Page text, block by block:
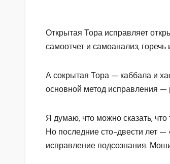
Открытая Тора исправляет
самоотчет и самоанализ,
А сокрытая Тора — каббала и
основной метод исправления —
Я думаю, что можно сказать,
Но последние сто-двести лет
исправление подсознания.